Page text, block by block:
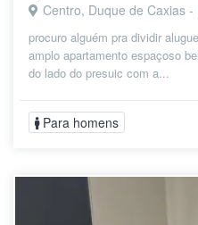
Centro, Duque de Caxias -
procuro alguém pra dividir
amplo apartamento espaçoso
do lado do presuic com a...
Para homens